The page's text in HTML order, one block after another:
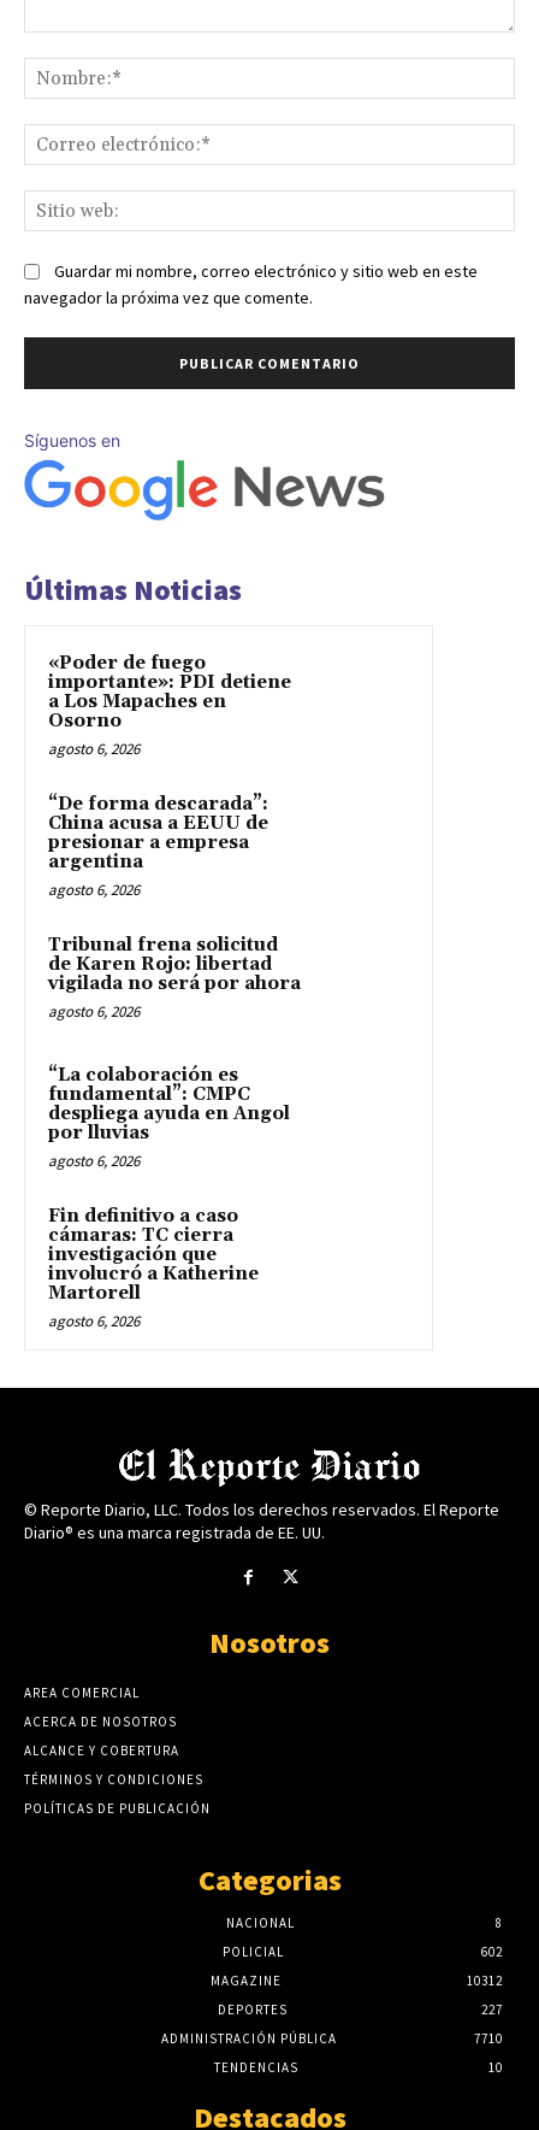
Guardar mi nombre, correo electrónico y sitio web en este
navegador la próxima vez que comente.
Síguenos en
Últimas Noticias
«Poder de fuego
importante»: PDI detiene
a Los Mapaches en
Osorno
agosto 6, 2026
“De forma descarada”:
China acusa a EEUU de
presionar a empresa
argentina
agosto 6, 2026
Tribunal frena solicitud
de Karen Rojo: libertad
vigilada no será por ahora
agosto 6, 2026
“La colaboración es
fundamental”: CMPC
despliega ayuda en Angol
por lluvias
agosto 6, 2026
Fin definitivo a caso
cámaras: TC cierra
investigación que
involucró a Katherine
Martorell
agosto 6, 2026
© Reporte Diario, LLC. Todos los derechos reservados. El Reporte
Diario® es una marca registrada de EE. UU.
Nosotros
AREA COMERCIAL
ACERCA DE NOSOTROS
ALCANCE Y COBERTURA
TÉRMINOS Y CONDICIONES
POLÍTICAS DE PUBLICACIÓN
Categorias
NACIONAL
8
POLICIAL
602
MAGAZINE
10312
DEPORTES
227
ADMINISTRACIÓN PÚBLICA
7710
TENDENCIAS
10
Destacados